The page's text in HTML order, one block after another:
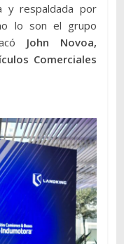
y respaldada por
lo son el grupo
John Novoa,
Comerciales